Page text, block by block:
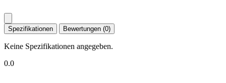
Spezifikationen Bewertungen (0)
Keine Spezifikationen angegeben.
0.0